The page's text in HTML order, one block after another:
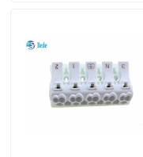
Контроль качества